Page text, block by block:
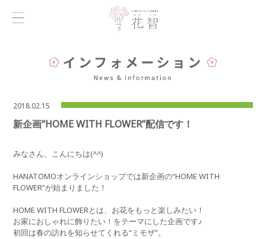
2018.02.15
新企画“HOME WITH FLOWER”配信です！
みなさん、こんにちは(^^)
HANATOMOオンラインショップでは新企画の“HOME WITH
FLOWER”が始まりました！
HOME WITH FLOWERとは、お花をもっと楽しみたい！
お家におしゃれに飾りたい！をテーマにした企画です♪
初回は春の訪れを知らせてくれる“ミモザ”。